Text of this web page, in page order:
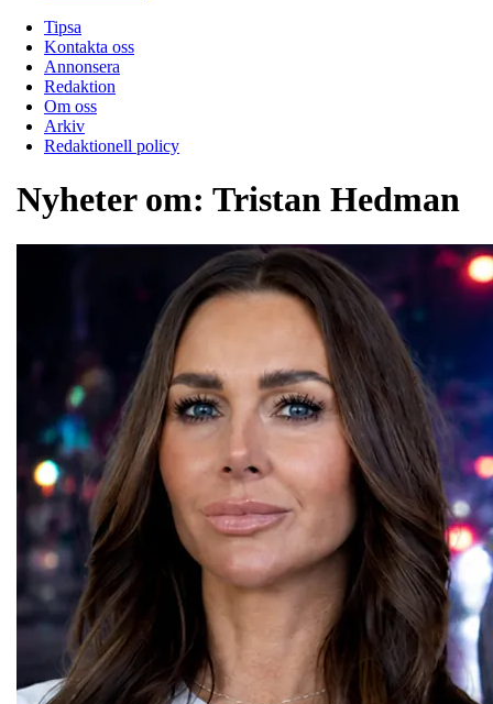
Tipsa
Kontakta oss
Annonsera
Redaktion
Om oss
Arkiv
Redaktionell policy
Nyheter om: Tristan Hedman